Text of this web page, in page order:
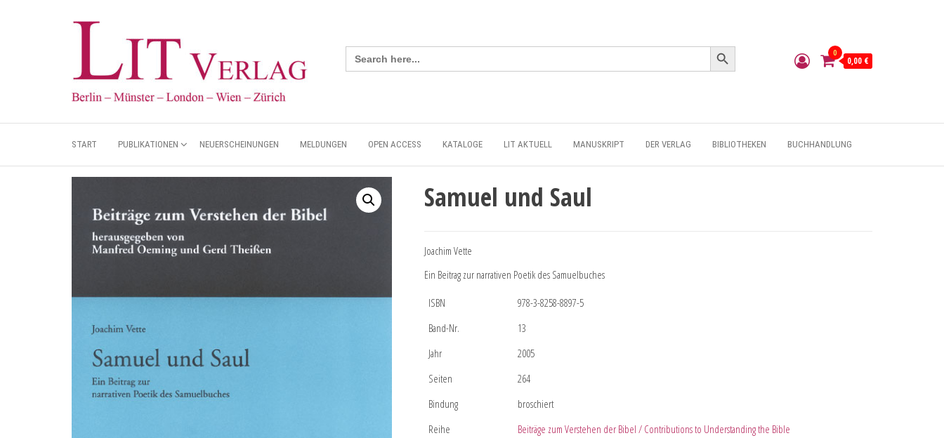
Search
for:
Search Button
0
0,00 €
START PUBLIKATIONEN NEUERSCHEINUNGEN MELDUNGEN OPEN ACCESS KATALOGE LIT AKTUELL MANUSKRIPT DER VERLAG BIBLIOTHEKEN BUCHHANDLUNG
Samuel und Saul
Joachim Vette
Ein Beitrag zur narrativen Poetik des Samuelbuches
ISBN
978-3-8258-8897-5
Band-Nr.
13
Jahr
2005
Seiten
264
Bindung
broschiert
Reihe
Beiträge zum Verstehen der Bibel / Contributions to Understanding the Bible